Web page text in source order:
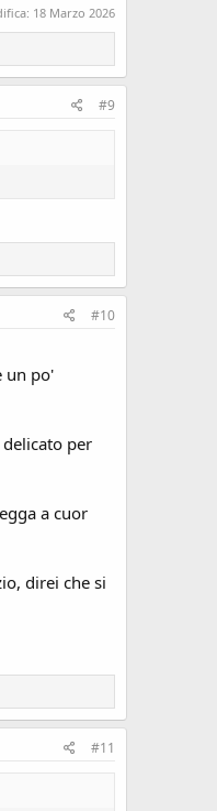
18 Marzo 2026
#9
#10
un po'
per
a cuor
direi che si
#11